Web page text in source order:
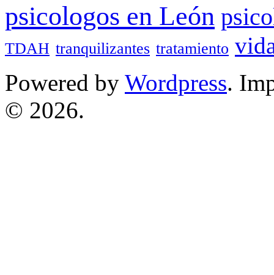
psicologos en León
TDAH tranquilizantes tratamiento
Powered by Wordpress.
© 2026.